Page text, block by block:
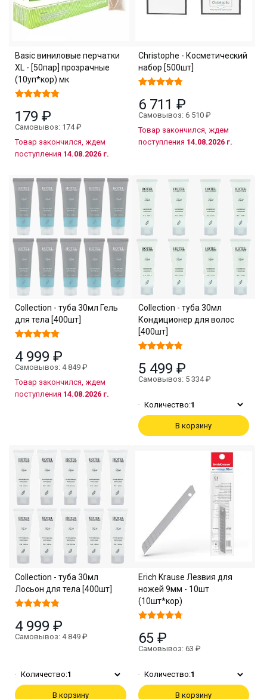
Basic виниловые перчатки
XL - [50пар] прозрачные
(10уп*кор) мк
179 ₽
Самовывоз: 174 ₽
Товар закончился, ждем
поступления 14.08.2026 г.
Christophe - Косметический
набор [500шт]
6 711 ₽
Самовывоз: 6 510 ₽
Товар закончился, ждем
поступления 14.08.2026 г.
Collection - туба 30мл Гель
для тела [400шт]
4 999 ₽
Самовывоз: 4 849 ₽
Товар закончился, ждем
поступления 14.08.2026 г.
Collection - туба 30мл
Кондиционер для волос
[400шт]
5 499 ₽
Самовывоз: 5 334 ₽
Количество:1
В корзину
Collection - туба 30мл
Лосьон для тела [400шт]
4 999 ₽
Самовывоз: 4 849 ₽
Количество:1
В корзину
Erich Krause Лезвия для
ножей 9мм - 10шт
(10шт*кор)
65 ₽
Самовывоз: 63 ₽
Количество:1
В корзину